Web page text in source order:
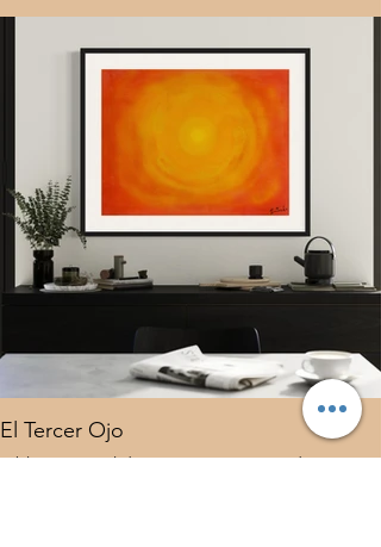
El Tercer Ojo
Tableau original de Juan Antonio Guirado en